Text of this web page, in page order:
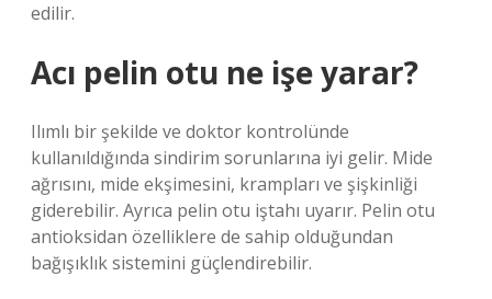
edilir.
Acı pelin otu ne işe yarar?
Ilımlı bir şekilde ve doktor kontrolünde
kullanıldığında sindirim sorunlarına iyi gelir. Mide
ağrısını, mide ekşimesini, krampları ve şişkinliği
giderebilir. Ayrıca pelin otu iştahı uyarır. Pelin otu
antioksidan özelliklere de sahip olduğundan
bağışıklık sistemini güçlendirebilir.